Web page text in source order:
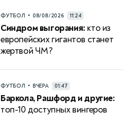
ФУТБОЛ • 08/08/2026 11:24
Синдром выгорания: кто из
европейских гигантов станет
жертвой ЧМ?
ФУТБОЛ • ВЧЕРА 01:47
Баркола, Рашфорд и другие:
топ-10 доступных вингеров